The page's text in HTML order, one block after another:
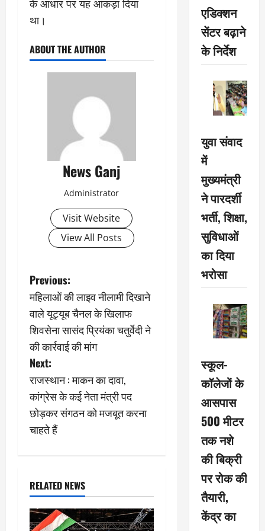
के आधार पर यह आंकड़ा दिया
था।
ABOUT THE AUTHOR
News Ganj
Administrator
Visit Website
View All Posts
P
o
s
t
n
a
v
g
a
Previous:
महिलाओं की लाइव नीलामी दिखाने
वाले यूट्यूब चैनल के खिलाफ
शिवसेना सासंद प्रियंका चतुर्वेदी ने
की कार्रवाई की मांग
Next:
राजस्थान : माकन का दावा,
कांग्रेस के कई नेता मंत्री पद
छोड़कर संगठन को मजबूत करना
चाहते हैं
RELATED NEWS
एडिक्शन
सेंटर बढ़ाने
के निर्देश
युवा संवाद
में
मुख्यमंत्री
ने पारदर्शी
भर्ती, शिक्षा,
सुविधाओं
का दिया
भरोसा
स्कूल-
कॉलेजों के
आसपास
500 मीटर
तक नशे
की बिक्री
पर रोक की
तैयारी,
केंद्र का